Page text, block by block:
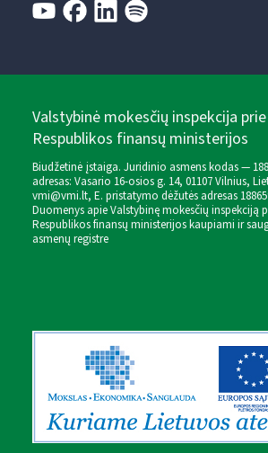
Valstybinė mokesčių inspekcija
Respublikos finansų ministerijos
Biudžetinė įstaiga. Juridinio asmens kodas —
adresas: Vasario 16-osios g. 14, 01107 Vilnius,
vmi@vmi.lt, E. pristatymo dėžutės adresas
Duomenys apie Valstybinę mokesčių inspekciją
Respublikos finansų ministerijos kaupiami ir
asmenų registre